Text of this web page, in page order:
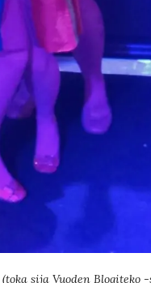
(toka sija Vuoden Blogiteko